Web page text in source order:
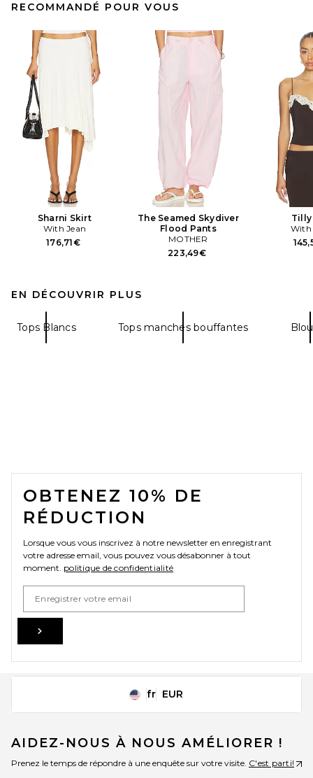
RECOMMANDÉ POUR VOUS
Sharni Skirt
With Jean
176,71€
The Seamed Skydiver
Flood Pants
MOTHER
223,49€
Tilly
With
EN DÉCOUVRIR PLUS
Tops Blancs Tops manches bouffantes
FOOTER
OBTENEZ 10% DE
RÉDUCTION
Lorsque vous vous inscrivez à notre newsletter en enregistrant
votre adresse email, vous pouvez vous désabonner à tout
moment. politique de confidentialité
Change Country Regions
fr EUR
AIDEZ-NOUS À NOUS AMÉLIORER !
Prenez le temps de répondre à une enquête sur votre visite. C'est parti!